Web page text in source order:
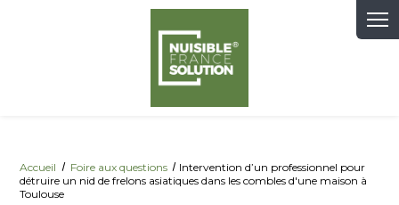
Accueil Foire aux questions
Intervention d’un professionnel pour
détruire un nid de frelons asiatiques dans les combles d'une maison à
Toulouse
Panneau de gestion des cookies